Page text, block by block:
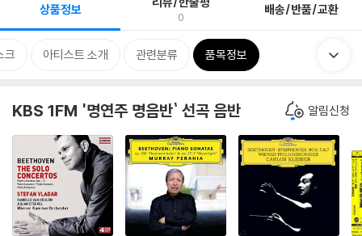
상품정보 0 배송/반품/교환
크 아티스트 소개 관련분류 품목정보
KBS 1FM '명연주 명음반` 선곡 음반 알림신청